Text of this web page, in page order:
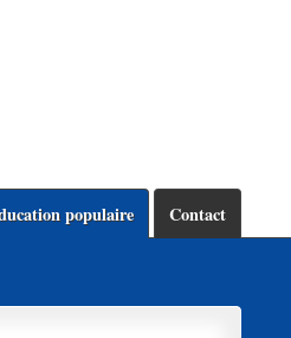
populaire Contact